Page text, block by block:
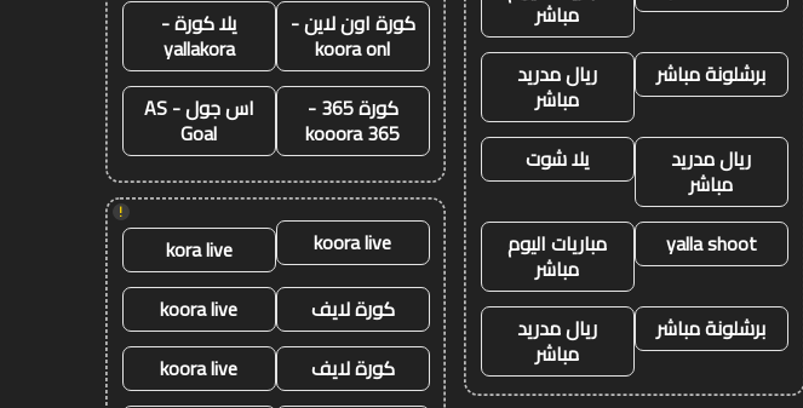
مباشر
برشلونة مباشر
ريال مدريد
مباشر
ريال مدريد
مباشر
يلا شوت
yalla shoot مباريات اليوم
مباشر
برشلونة مباشر
ريال مدريد
مباشر
كورة اون لاين -
koora onl
يلا كورة -
yallakora
كورة 365 -
kooora 365
اس جول - AS
Goal
!
koora live
kora live
كورة لايف
koora live
كورة لايف
koora live